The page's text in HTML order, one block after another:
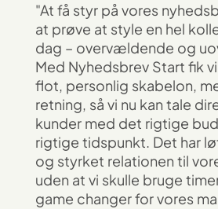
"At få styr på vores
at prøve at style en hel
dag – overvældende og
Med Nyhedsbrev Start fik
flot, personlig skabelon,
retning, så vi nu kan tale
kunder med det rigtige
rigtige tidspunkt. Det har
og styrket relationen til
uden at vi skulle bruge
game changer for vores